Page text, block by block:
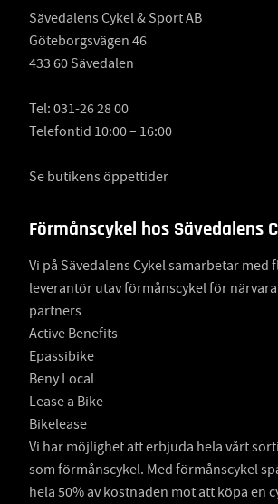
Sävedalens Cykel & Sport AB
Göteborgsvägen 46
433 60 Sävedalen
Tel: 031-26 28 00
Telefontid 10:00 – 16:00
Se butikens öppettider
Förmånscykel hos Sävedalens
Vi på Sävedalens Cykel samarbetar med
leverantör utav förmånscykel för
partners
Active Benefits
Epassibike
Beny Local
Lease a Bike
Bikelease
Vi har möjlighet att erbjuda hela vårt
som förmånscykel. Med förmånscykel
hela 50% av kostnaden mot att köpa en